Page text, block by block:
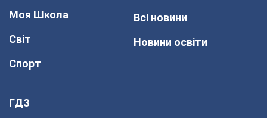
Моя Школа
Світ
Спорт
Всі новини
Новини освіти
ГДЗ